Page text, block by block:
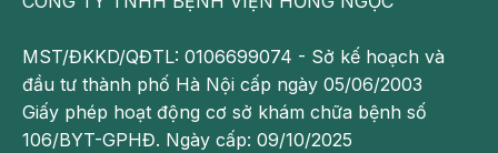
Phụ nữ bị huyết áp cao sẽ có nguy cơ bị sản giật khi
mang thai
MST/ĐKKD/QĐTL: 0106699074 - Sở kế hoạch và
đầu tư thành phố Hà Nội cấp ngày 05/06/2003
Giấy phép hoạt động cơ sở khám chữa bệnh số
106/BYT-GPHĐ. Ngày cấp: 09/10/2025